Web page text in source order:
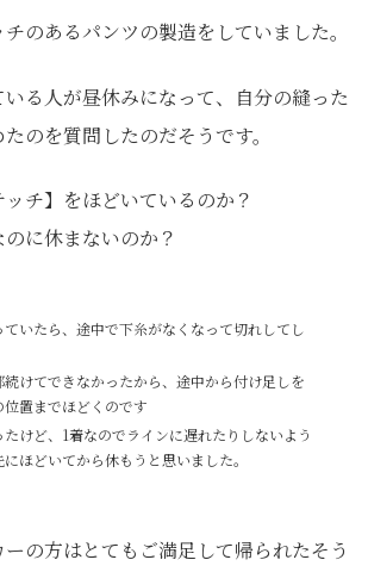
のあるパンツの製造をしていました。
る人が昼休みになって、自分の縫った
のを質問したのだそうです。
チ】をほどいているのか？
に休まないのか？
ていたら、途中で下糸がなくなって切れしてし
続けてできなかったから、途中から付け足しを
位置までほどくのです
けど、1着なのでラインに遅れたりしないよう
ほどいてから休もうと思いました。
の方はとてもご満足して帰られたそう